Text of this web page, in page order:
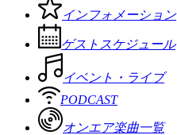
インフォメーション
ゲストスケジュール
イベント・ライブ
PODCAST
オンエア楽曲一覧